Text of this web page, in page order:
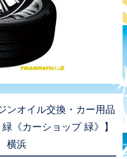
ンオイル交換・カー用品
《カーショップ 緑》】
横浜